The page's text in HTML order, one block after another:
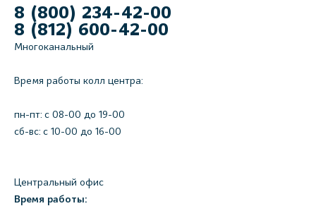
8 (800) 234-42-00
8 (812) 600-42-00
Многоканальный
Время работы колл центра:
пн-пт: c 08-00 до 19-00
сб-вс: с 10-00 до 16-00
Центральный офис
Время работы: